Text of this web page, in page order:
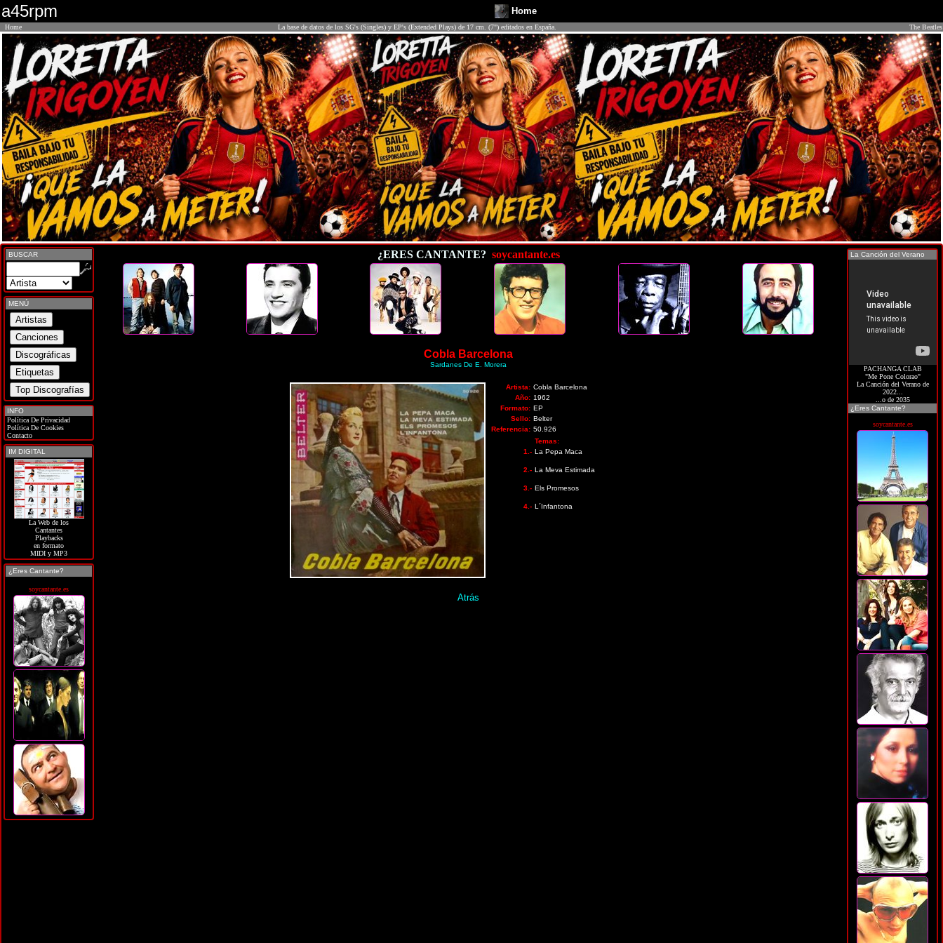
a45rpm Home
Home La base de datos de los SG's (Singles) y EP's (Extended Plays) de 17 cm. (7") editados en España. The Beatles
BUSCAR
MENÚ
INFO
Política De Privacidad
Política De Cookies
Contacto
IM DIGITAL
La Web de los
Cantantes
Playbacks
en formato
MIDI y MP3
¿Eres Cantante?
soycantante.es
¿ERES CANTANTE? soycantante.es
Cobla Barcelona
Sardanes De E. Morera
Artista: Cobla Barcelona
Año: 1962
Formato: EP
Sello: Belter
Referencia: 50.926
Temas:
1.- La Pepa Maca
2.- La Meva Estimada
3.- Els Promesos
4.- L´Infantona
Atrás
La Canción del Verano
PACHANGA CLAB
"Me Pone Colorao"
La Canción del Verano de
2022...
...o de 2035
¿Eres Cantante?
soycantante.es